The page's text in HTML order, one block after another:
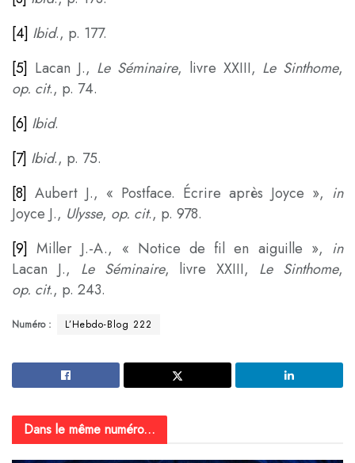
[4] Ibid., p. 177.
[5] Lacan J., Le Séminaire, livre XXIII, Le Sinthome,
op. cit., p. 74.
[6] Ibid.
[7] Ibid., p. 75.
[8] Aubert J., « Postface. Écrire après Joyce », in
Joyce J., Ulysse, op. cit., p. 978.
[9] Miller J.-A., « Notice de fil en aiguille », in
Lacan J., Le Séminaire, livre XXIII, Le Sinthome,
op. cit., p. 243.
Numéro : L’Hebdo-Blog 222
Dans le même numéro...